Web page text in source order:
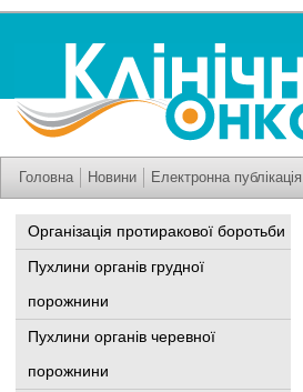
Головна Новини Електронна публікація
Організація протиракової боротьби
Пухлини органів грудної
порожнини
Пухлини органів черевної
порожнини